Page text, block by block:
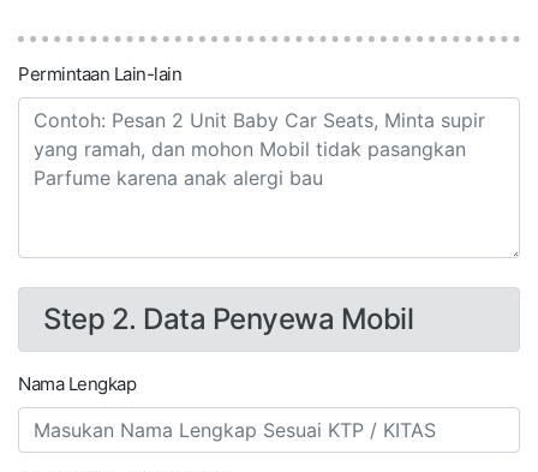
Permintaan Lain-lain
Step 2. Data Penyewa Mobil
Nama Lengkap